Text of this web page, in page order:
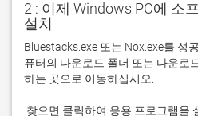
2 : 이제 Windows PC에 소
설치
Bluestacks.exe 또는 Nox.exe를 성
퓨터의 다운로드 폴더 또는 다운로